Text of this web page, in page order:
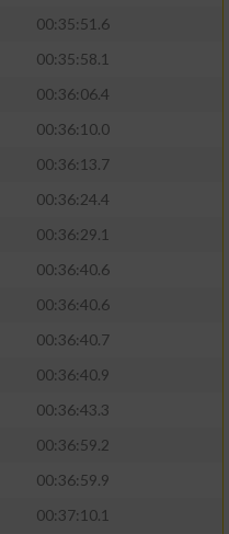
00:35:51.6
00:35:58.1
00:36:06.4
00:36:10.0
00:36:13.7
00:36:24.4
00:36:29.1
00:36:40.6
00:36:40.6
00:36:40.7
00:36:40.9
00:36:43.3
00:36:59.2
00:36:59.9
00:37:10.1